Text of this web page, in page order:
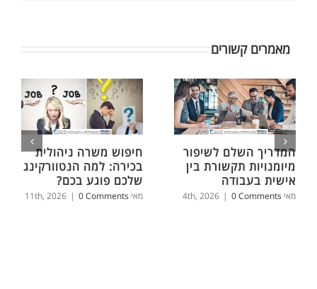
מאמרים קשורים
חיפוש משרה ניהולית
בכירה: למה הנטוורקינג
שלכם פוגע בכם?
מאי 11th, 2026 | 0 Comments
המדריך השלם לשיפור
מיומנויות תקשורת בין
אישית בעבודה
מאי 4th, 2026 | 0 Comments